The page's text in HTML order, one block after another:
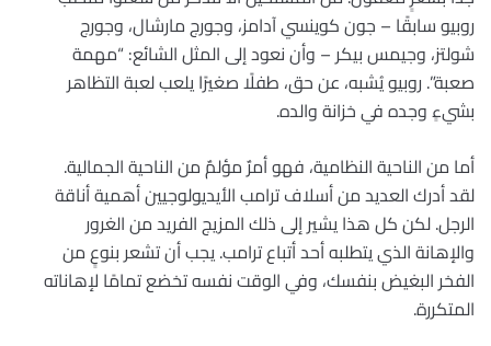
روبيو سابقًا – جون كوينسي آدامز، وجورج مارشال، وجورج
شولتز، وجيمس بيكر – وأن نعود إلى المثل الشائع: “مهمة
صعبة”. روبيو يُشبه، عن حق، طفلًا صغيرًا يلعب لعبة التظاهر
بشيءٍ وجده في خزانة والده.
أما من الناحية النظامية، فهو أمرٌ مؤلمٌ من الناحية الجمالية.
لقد أدرك العديد من أسلاف ترامب الأيديولوجيين أهمية أناقة
الرجل. لكن كل هذا يشير إلى ذلك المزيج الفريد من الغرور
والإهانة الذي يتطلبه أحد أتباع ترامب. يجب أن تشعر بنوعٍ من
الفخر البغيض بنفسك، وفي الوقت نفسه تخضع تمامًا لإهاناته
المتكررة.